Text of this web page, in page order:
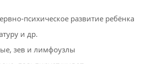
психическое развитие ребёнка
и др.
зев и лимфоузлы